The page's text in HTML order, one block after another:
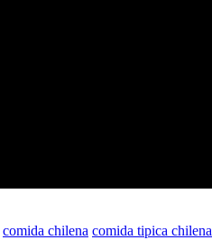
comida chilena comida tipica chilena